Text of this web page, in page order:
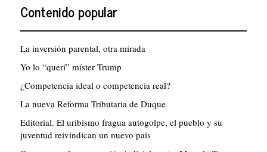
Contenido popular
La inversión parental, otra mirada
Yo lo “querí” míster Trump
¿Competencia ideal o competencia real?
La nueva Reforma Tributaria de Duque
Editorial. El uribismo fragua autogolpe, el pueblo y su
juventud reivindican un nuevo país